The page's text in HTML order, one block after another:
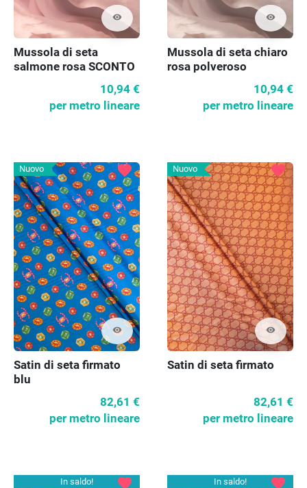
visibility
Mussola di seta
salmone rosa SCONTO
10,94 €
per metro lineare
visibility
Mussola di seta chiaro
rosa polveroso
10,94 €
per metro lineare
Nuovo
visibility
favorite
Satin di seta firmato
blu
82,61 €
per metro lineare
Nuovo
visibility
favorite
Satin di seta firmato
82,61 €
per metro lineare
In saldo!
favorite
In saldo!
favorite